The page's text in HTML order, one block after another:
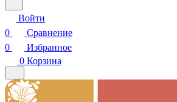
Войти
0
Сравнение
0
Избранное
0 Корзина